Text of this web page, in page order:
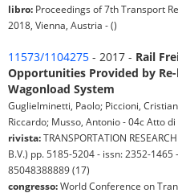
libro: Proceedings of 7th Transport
2018, Vienna, Austria - ()
11573/1104275 - 2017 - Rail
Opportunities Provided by
Wagonload System
Guglielminetti, Paolo; Piccioni,
Riccardo; Musso, Antonio - 04c Atto
rivista:TRANSPORTATION
B.V.) pp. 5185-5204 - issn: 2352-1465
85048388889 (17)
congresso:World Conference on